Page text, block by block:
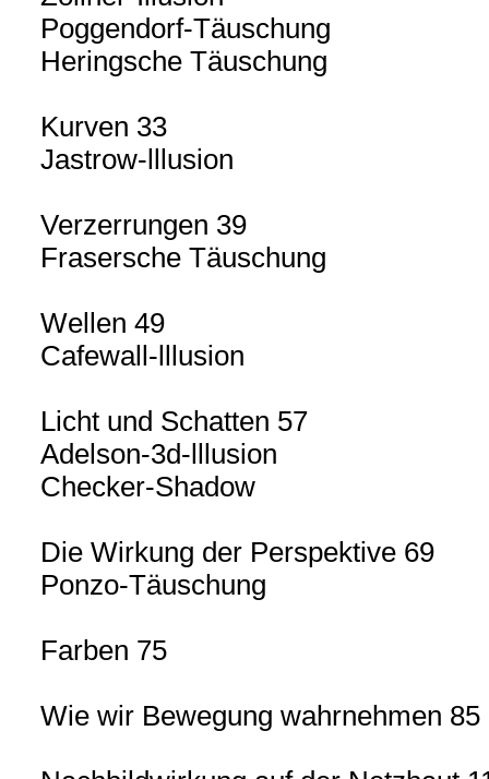
Poggendorf-Täuschung
Heringsche Täuschung
Kurven 33
Jastrow-lllusion
Verzerrungen 39
Frasersche Täuschung
Wellen 49
Cafewall-lllusion
Licht und Schatten 57
Adelson-3d-lllusion
Checker-Shadow
Die Wirkung der Perspektive 69
Ponzo-Täuschung
Farben 75
Wie wir Bewegung wahrnehmen 85